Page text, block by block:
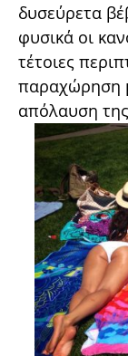
δυσεύρετα
φυσικά οι
τέτοιες
παραχώρηση
απόλαυση